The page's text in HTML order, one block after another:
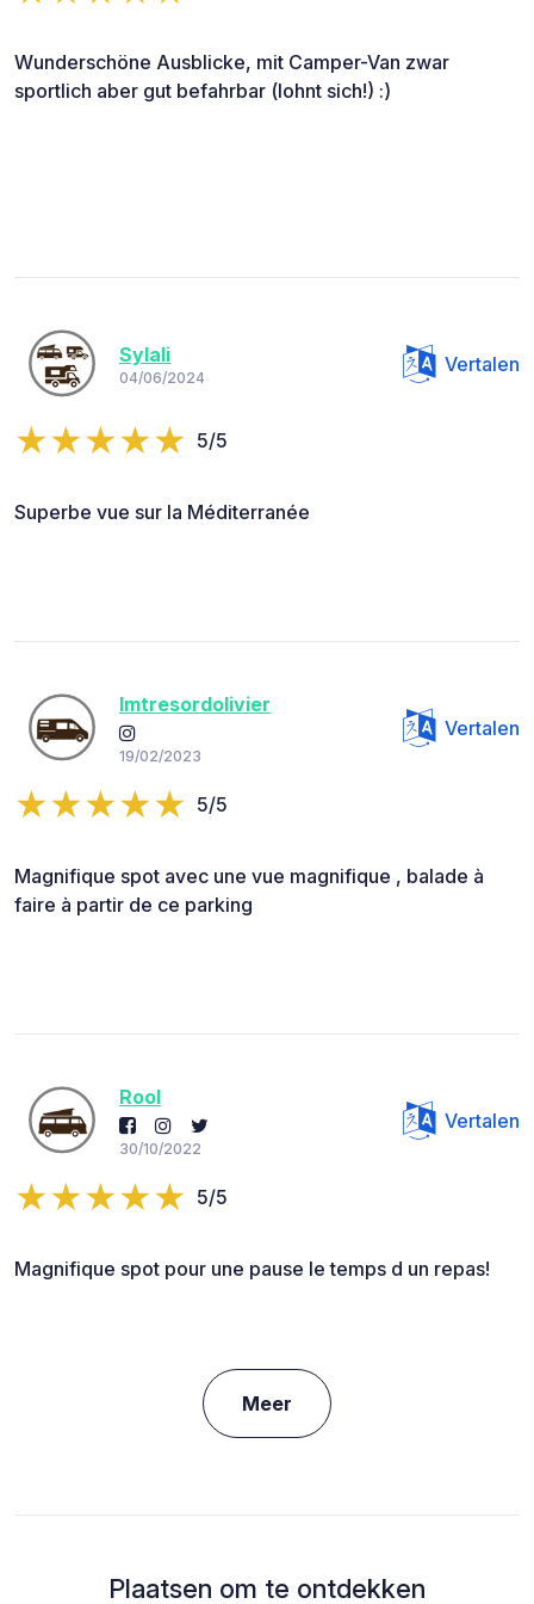
Wunderschöne Ausblicke, mit Camper-Van zwar
sportlich aber gut befahrbar (lohnt sich!) :)
Sylali
04/06/2024
Vertalen
5/5
Superbe vue sur la Méditerranée
lmtresordolivier
19/02/2023
Vertalen
5/5
Magnifique spot avec une vue magnifique , balade à
faire à partir de ce parking
Rool
30/10/2022
Vertalen
5/5
Magnifique spot pour une pause le temps d un repas!
Meer
Plaatsen om te ontdekken